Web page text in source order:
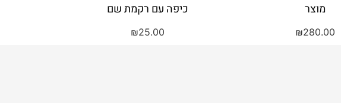
מוצר
₪280.00
כיפה עם רקמת שם
₪25.00